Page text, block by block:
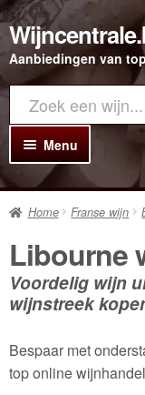
Ga
door
naar
navigatie
Ga
direct
naar
inhoud
Aanbiedingen van
Menu
Home Franse wijn
Libourne
Voordelig wijn
wijnstreek
Bespaar met
top online